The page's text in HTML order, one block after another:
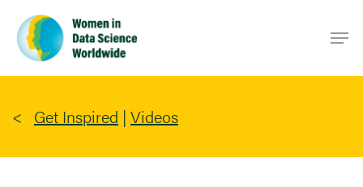
main
content
Get Inspired | Videos